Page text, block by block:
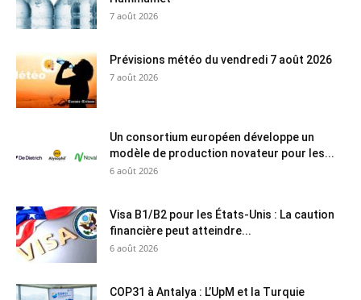
7 août 2026
Prévisions météo du vendredi 7 août 2026
7 août 2026
Un consortium européen développe un
modèle de production novateur pour les...
6 août 2026
Visa B1/B2 pour les États-Unis : La caution
financière peut atteindre...
6 août 2026
COP31 à Antalya : L’UpM et la Turquie